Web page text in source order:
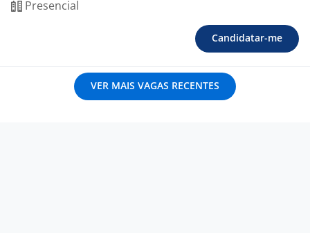
Presencial
Candidatar-me
VER MAIS VAGAS RECENTES